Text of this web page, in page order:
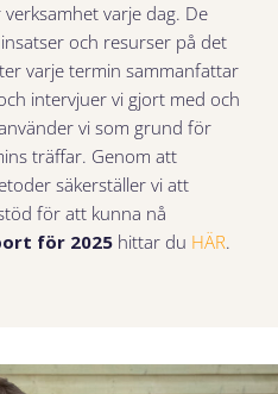
varje dag. De
och resurser på det
varje termin sammanfattar
intervjuer vi gjort med och
vi som grund för
träffar. Genom att
säkerställer vi att
för att kunna nå
för 2025 hittar du HÄR.